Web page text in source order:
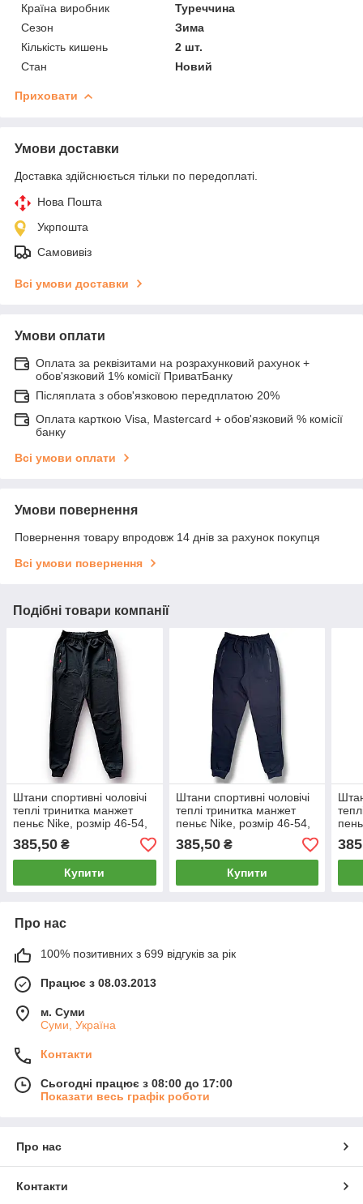
Країна виробник
Туреччина
Сезон
Зима
Кількість кишень
2 шт.
Стан
Новий
Приховати
Умови доставки
Доставка здійснюється тільки по передоплаті.
Нова Пошта
Укрпошта
Самовивіз
Всі умови доставки
Умови оплати
Оплата за реквізитами на розрахунковий рахунок +
обов'язковий 1% комісії ПриватБанку
Післяплата з обов'язковою передплатою 20%
Оплата карткою Visa, Mastercard + обов'язковий % комісії
банку
Всі умови оплати
Умови повернення
Повернення товару впродовж 14 днів за рахунок покупця
Всі умови повернення
Подібні товари компанії
Штани спортивні чоловічі
теплі тринитка манжет
пеньє Nike, розмір 46-54,
сірі, 05454
385,50 ₴
Купити
Штани спортивні чоловічі
теплі тринитка манжет
пеньє Nike, розмір 46-54,
сині, 05455
385,50₴
Купити
Про нас
100% позитивних з 699 відгуків за рік
Працює з 08.03.2013
м. Суми
Суми, Україна
Контакти
Сьогодні працює з 08:00 до 17:00
Показати весь графік роботи
Про нас
Контакти